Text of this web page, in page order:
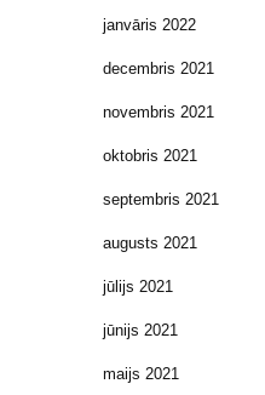
janvāris 2022
decembris 2021
novembris 2021
oktobris 2021
septembris 2021
augusts 2021
jūlijs 2021
jūnijs 2021
maijs 2021